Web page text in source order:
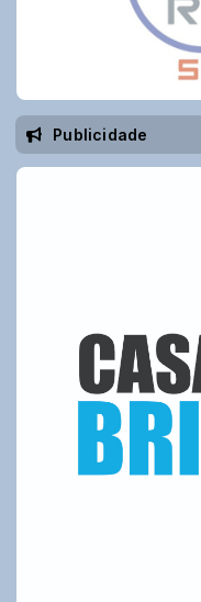
Publicidade